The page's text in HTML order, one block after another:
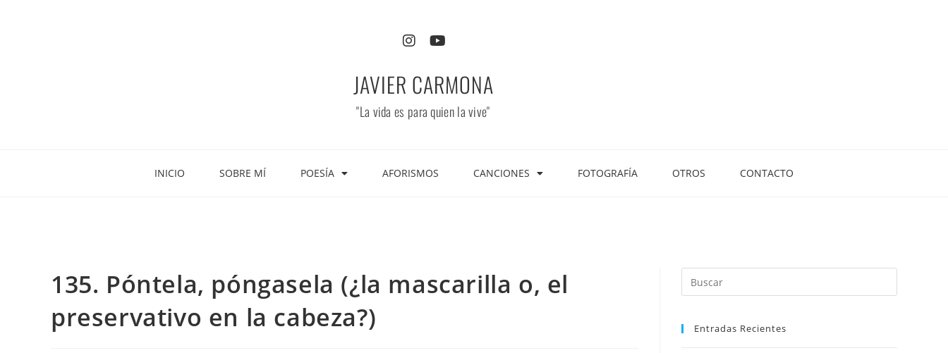
JAVIER CARMONA
"La vida es para quien la vive"
INICIO SOBRE MÍ POESÍA AFORISMOS CANCIONES FOTOGRAFÍA OTROS CONTACTO
135. Póntela, póngasela (¿la mascarilla o, el
preservativo en la cabeza?)
Entradas Recientes